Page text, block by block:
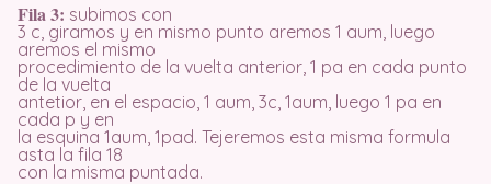
Fila 3: subimos con
3 c, giramos y en mismo punto aremos 1 aum, luego
aremos el mismo
procedimiento de la vuelta anterior, 1 pa en cada punto
de la vuelta
antetior, en el espacio, 1 aum, 3c, 1aum, luego 1 pa en
cada p y en
la esquina 1aum, 1pad. Tejeremos esta misma formula
asta la fila 18
con la misma puntada.